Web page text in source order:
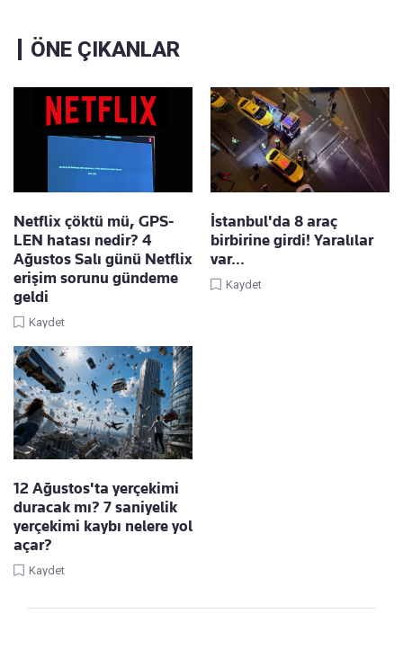
ÖNE ÇIKANLAR
Netflix çöktü mü, GPS-
LEN hatası nedir? 4
Ağustos Salı günü Netflix
erişim sorunu gündeme
geldi
Kaydet
İstanbul'da 8 araç
birbirine girdi! Yaralılar
var...
Kaydet
12 Ağustos'ta yerçekimi
duracak mı? 7 saniyelik
yerçekimi kaybı nelere yol
açar?
Kaydet